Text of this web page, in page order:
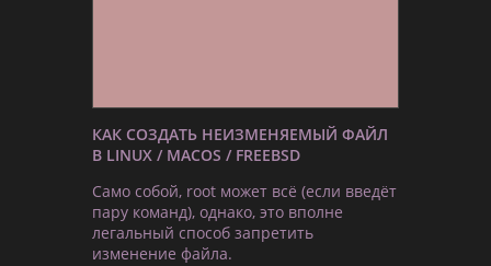
КАК СОЗДАТЬ НЕИЗМЕНЯЕМЫЙ ФАЙЛ
В LINUX / MACOS / FREEBSD
Само собой, root может всё (если введёт
пару команд), однако, это вполне
легальный способ запретить
изменение файла.